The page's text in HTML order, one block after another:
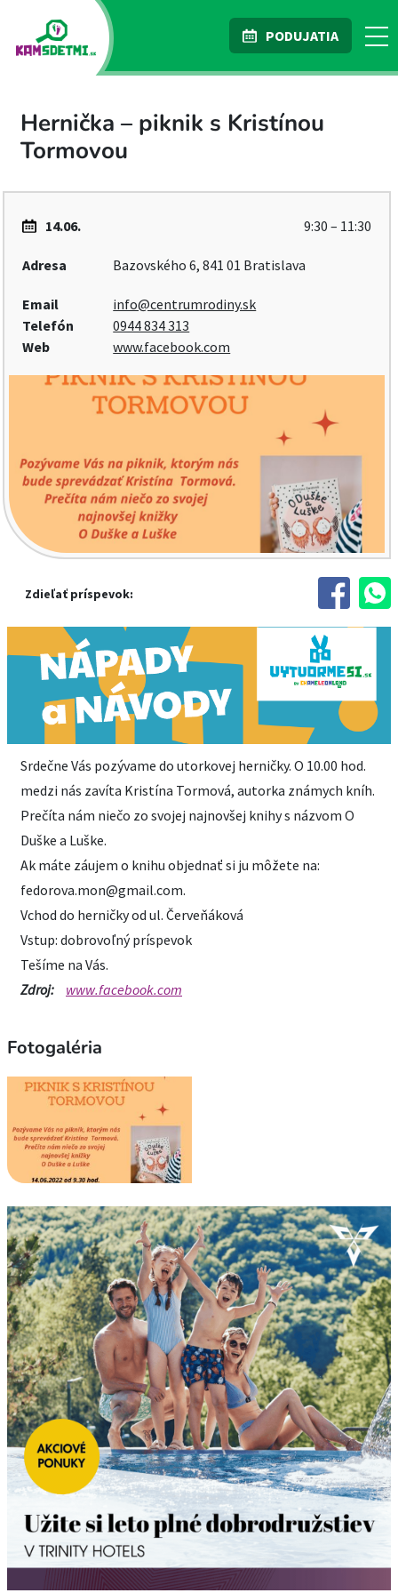
PODUJATIA
Hernička – piknik s Kristínou
Tormovou
14.06. 9:30 – 11:30
Adresa Bazovského 6, 841 01 Bratislava
Email
info@centrumrodiny.sk
Telefón
0944 834 313
Web
www.facebook.com
Zdieľať príspevok:
Srdečne Vás pozývame do utorkovej herničky. O 10.00 hod.
medzi nás zavíta Kristína Tormová, autorka známych kníh.
Prečíta nám niečo zo svojej najnovšej knihy s názvom O
Duške a Luške.
Ak máte záujem o knihu objednať si ju môžete na:
fedorova.mon@gmail.com.
Vchod do herničky od ul. Červeňáková
Vstup: dobrovoľný príspevok
Tešíme na Vás.
Zdroj:
www.facebook.com
Fotogaléria